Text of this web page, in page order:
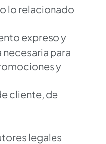
lo relacionado
expreso y
para
y
cliente, de
legales